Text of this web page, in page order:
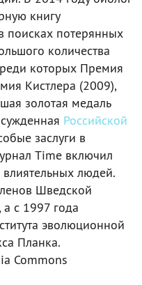
книгу
поисках потерянных
количества
которых Премия
Кистлера (2009),
золотая медаль
Российской
заслуги в
Time включил
людей.
Шведской
с 1997 года
эволюционной
Планка.
Commons